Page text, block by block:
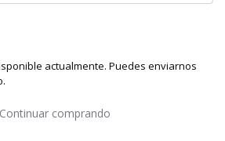
actualmente. Puedes enviarnos
comprando